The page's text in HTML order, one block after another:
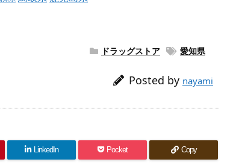
ドラッグストア 愛知県
Posted by nayami
LinkedIn Pocket Copy